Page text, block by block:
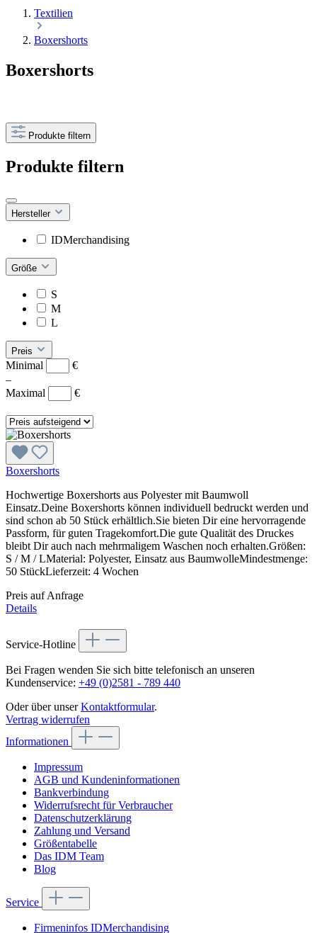
Textilien
Boxershorts
Boxershorts
Produkte filtern
Produkte filtern
Hersteller
IDMerchandising
Größe
S
M
L
Preis
Minimal
€
–
Maximal
€
Boxershorts
Hochwertige Boxershorts aus Polyester mit Baumwoll
Einsatz.Deine Boxershorts können individuell bedruckt werden und
sind schon ab 50 Stück erhältlich.Sie bieten Dir eine hervorragende
Passform, für guten Tragekomfort.Die gute Qualität des Druckes
bleibt Dir auch nach mehrmaligem Waschen noch erhalten.Größen:
S / M / LMaterial: Polyester, Einsatz aus BaumwolleMindestmenge:
50 StückLieferzeit: 4 Wochen
Preis auf Anfrage
Details
Service-Hotline
Bei Fragen wenden Sie sich bitte telefonisch an unseren
Kundenservice: +49 (0)2581 - 789 440
Oder über unserKontaktformular.
Vertrag widerrufen
Informationen
Impressum
AGB und Kundeninformationen
Bankverbindung
Widerrufsrecht für Verbraucher
Datenschutzerklärung
Zahlung und Versand
Größentabelle
Das IDM Team
Blog
Service
Firmeninfos IDMerchandising